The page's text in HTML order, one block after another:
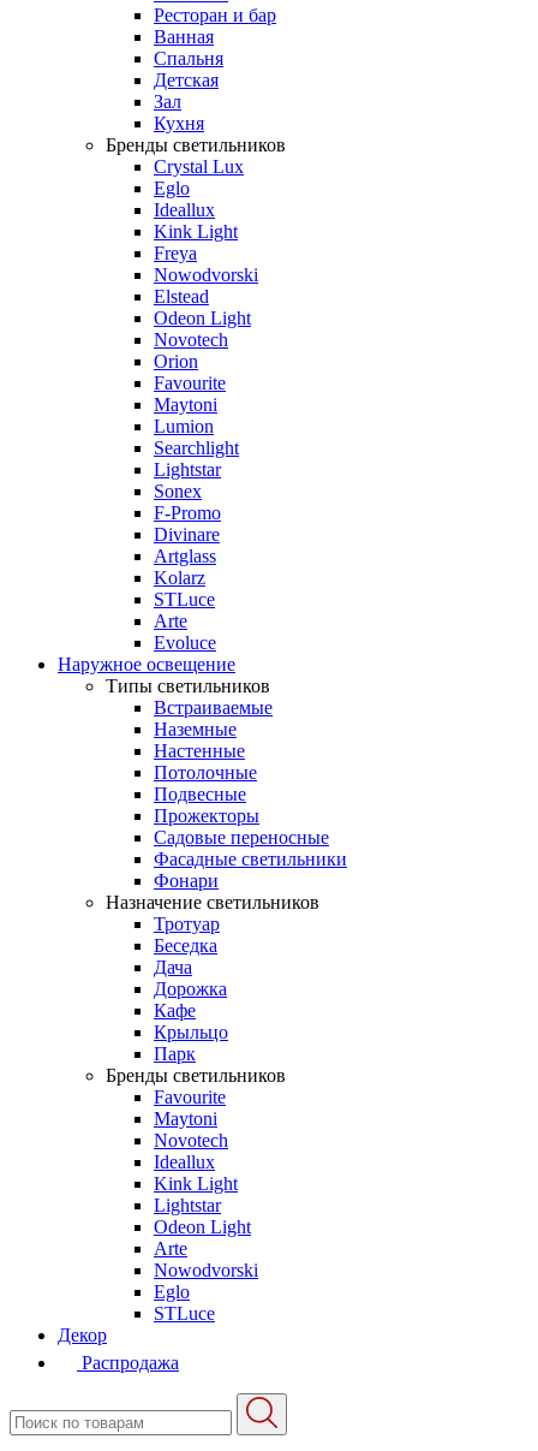
Ресторан и бар
Ванная
Спальня
Детская
Зал
Кухня
Бренды светильников
Crystal Lux
Eglo
Ideallux
Kink Light
Freya
Nowodvorski
Elstead
Odeon Light
Novotech
Orion
Favourite
Maytoni
Lumion
Searchlight
Lightstar
Sonex
F-Promo
Divinare
Artglass
Kolarz
STLuce
Arte
Evoluce
Наружное освещение
Типы светильников
Встраиваемые
Наземные
Настенные
Потолочные
Подвесные
Прожекторы
Садовые переносные
Фасадные светильники
Фонари
Назначение светильников
Тротуар
Беседка
Дача
Дорожка
Кафе
Крыльцо
Парк
Бренды светильников
Favourite
Maytoni
Novotech
Ideallux
Kink Light
Lightstar
Odeon Light
Arte
Nowodvorski
Eglo
STLuce
Декор
Распродажа